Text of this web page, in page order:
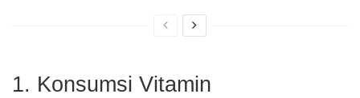
1. Konsumsi Vitamin